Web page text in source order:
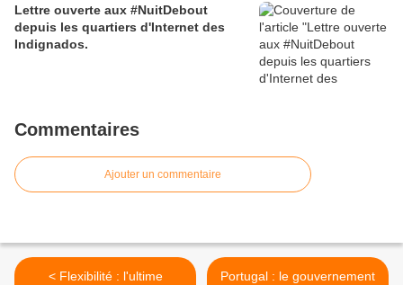
Lettre ouverte aux #NuitDebout
depuis les quartiers d'Internet des
Indignados.
Commentaires
Ajouter un commentaire
< Flexibilité : l'ultime
Portugal : le gouvernement